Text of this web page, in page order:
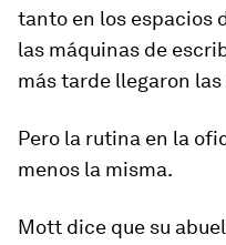
tanto en los espacios
las máquinas de
más tarde llegaron
Pero la rutina en la
menos la misma.
Mott dice que su